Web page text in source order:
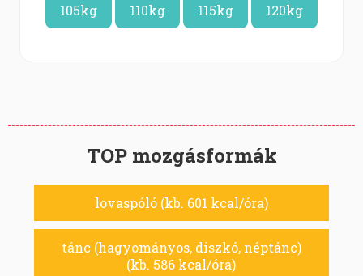
105kg 110kg 115kg 120kg
TOP mozgásformák
lovaspóló (kb. 601 kcal/óra)
tánc (hagyományos, diszkó, néptánc)
(kb. 586 kcal/óra)